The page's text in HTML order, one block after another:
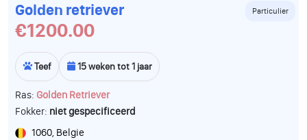
Golden retriever Particulier
€1200.00
Teef 15 weken tot 1 jaar
Ras: Golden Retriever
Fokker: niet gespecificeerd
1060, Belgie